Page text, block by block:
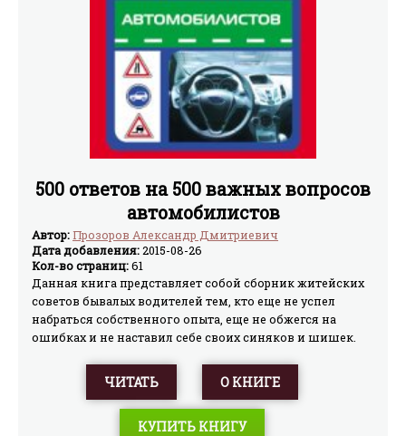
500 ответов на 500 важных вопросов
автомобилистов
Автор:Прозоров Александр Дмитриевич
Дата добавления:2015-08-26
Кол-во страниц:61
Данная книга представляет собой сборник житейских
советов бывалых водителей тем, кто еще не успел
набраться собственного опыта, еще не обжегся на
ошибках и не наставил себе своих синяков и шишек.
самых синяков и шишек.
ЧИТАТЬ О КНИГЕ
КУПИТЬ КНИГУ